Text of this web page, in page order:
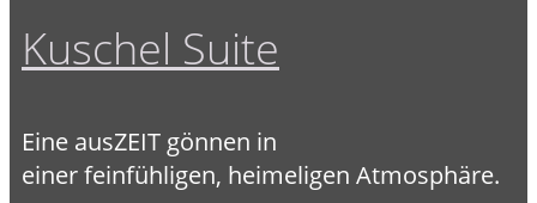
Kuschel Suite
Eine ausZEIT gönnen in
einer feinfühligen, heimeligen Atmosphäre.